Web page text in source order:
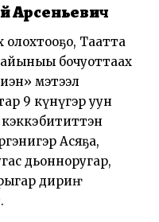
Арсеньевич
олохтооҕо, Таатта
бочуоттаах
мэтээл
9 күнүгэр уһун
Асяҕа,
дьонноругар,
дириҥ